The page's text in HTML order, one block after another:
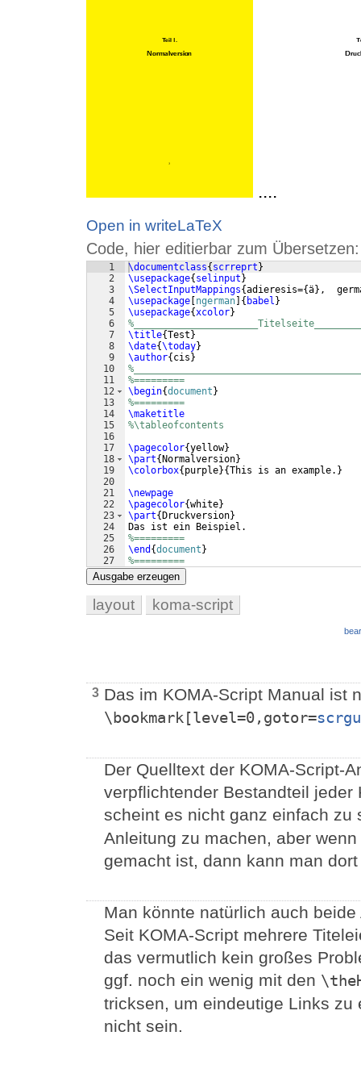
....
Open in writeLaTeX
Code, hier editierbar zum Übersetzen:
1
2
3
4
5
6
7
8
9
10
11
12
13
14
15
16
17
18
19
20
21
22
23
24
25
26
27
\documentclass{ scrreprt }
\usepackage{ selinput }
\SelectInputMappings{adieresis={ä} ,
\usepackage ngerman { babel }
\usepackage{xcolor}
\title{Test }
\date{\today}
\author{ cis }
%=========
\begin{document }
%=========
\maketitle
%\tableofcontents
\pagecolor{yellow}
\part{ Normalversion}
\colorbox{ purple}{This is an example. }
\newpage
\pagecolor{white}
\part{ Druckversion}
Das ist ein Beispiel.
%=========
\end {document }
%=========
Ausgabe erzeugen
layout koma-script
3 Das im KOMA-Script Manual ist
\bookmark[level=0,gotor=
Der Quelltext der KOMA-Script-
verpflichtender Bestandteil jeder
scheint es nicht ganz einfach
Anleitung zu machen, aber
gemacht ist, dann kann man
Man könnte natürlich auch
Seit KOMA-Script mehrere
das vermutlich kein großes
ggf. noch ein wenig mit den
tricksen, um eindeutige Links zu
nicht sein.